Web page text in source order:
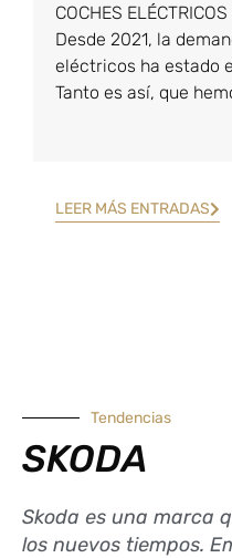
COCHES
Desde 2021, la
eléctricos ha estado
Tanto es así, que
LEER MÁS ENTRADAS
Tendencias
SKODA
Skoda es una marca
los nuevos tiempos.